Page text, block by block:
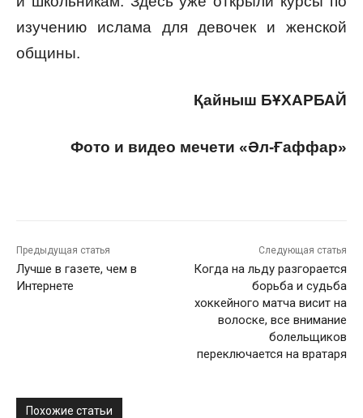
изучению ислама для девочек и женской
общины.
Қайныш БҰХАРБАЙ
Фото и видео мечети «Әл-Ғаффар»
Предыдущая статья
Лучше в газете, чем в
Интернете
Следующая статья
Когда на льду разгорается
борьба и судьба
хоккейного матча висит на
волоске, все внимание
болельщиков
переключается на вратаря
Похожие статьи